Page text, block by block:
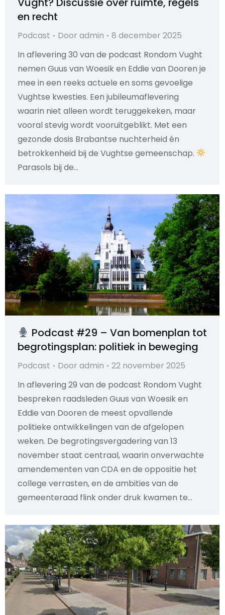
en recht
Podcast Door admin
8 december 2025
In aflevering 30 van de podcast Rondom Vught
nemen Guus van Woesik en Eddie van Dooren je
mee in een reeks actuele en soms gevoelige
Vughtse kwesties. Een jubileumaflevering
waarin niet alleen wordt teruggekeken, maar
vooral stevig wordt vooruitgeblikt. Met een
gezonde dosis Brabantse nuchterheid én
betrokkenheid bij de Vughtse gemeenschap.
Parasols bij de…
Podcast #29 – Van bomenplan tot
begrotingsplan: politiek in beweging
Podcast Door admin
22 november 2025
In aflevering 29 van de podcast Rondom Vught
bespreken raadsleden Guus van Woesik en
Eddie van Dooren de meest opvallende
politieke ontwikkelingen van de afgelopen
weken. De begrotingsvergadering van 13
november staat centraal, waarin onverwachte
amendementen van CDA en de oppositie het
college verrasten, en de ambities van de
gemeenteraad flink onder druk kwamen te…